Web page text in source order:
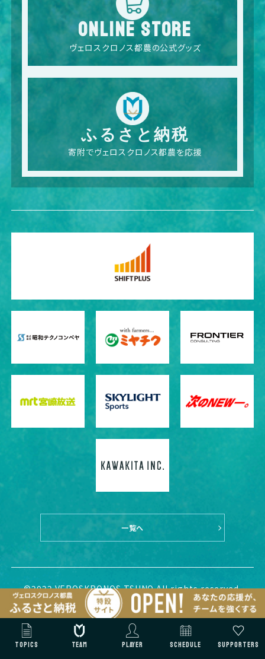
ONLINE STORE
ヴェロスクロノス都農の公式グッズ
ふるさと納税
寄附でヴェロスクロノス都農を応援
一覧へ
©2022 VEROSKRONOS TSUNO All rights reserved.
TOPICS TEAM PLAYER SCHEDULE SUPPORTERS